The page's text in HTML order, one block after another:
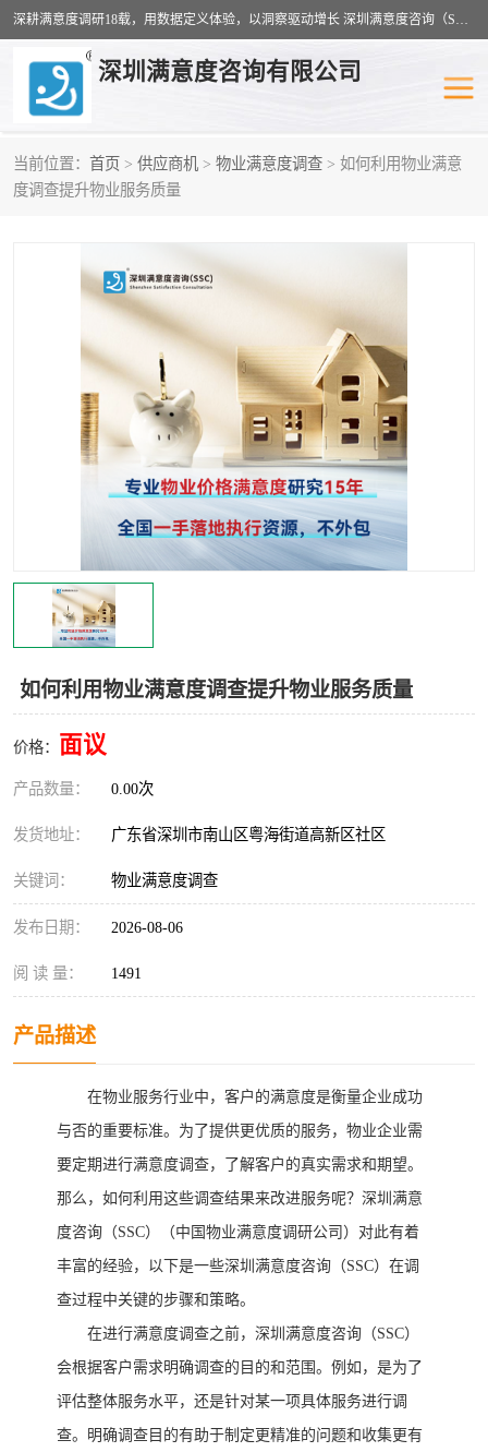
深耕满意度调研18载，用数据定义体验，以洞察驱动增长 深圳满意度咨询（SSC）：十八年专注，丈量每一份体验。
深圳满意度咨询有限公司
当前位置： 首页 > 供应商机 > 物业满意度调查 > 如何利用物业满意
度调查提升物业服务质量
如何利用物业满意度调查提升物业服务质量
价格： 面议
产品数量： 0.00次
发货地址： 广东省深圳市南山区粤海街道高新区社区
关键词： 物业满意度调查
发布日期： 2026-08-06
阅 读 量： 1491
产品描述
在物业服务行业中，客户的满意度是衡量企业成功
与否的重要标准。为了提供更优质的服务，物业企业需
要定期进行满意度调查，了解客户的真实需求和期望。
那么，如何利用这些调查结果来改进服务呢？深圳满意
度咨询（SSC） （中国物业满意度调研公司） 对此有着
丰富的经验，以下是一些深圳满意度咨询（SSC）在调
查过程中关键的步骤和策略。
在进行满意度调查之前，深圳满意度咨询（SSC）
会根据客户需求明确调查的目的和范围。例如，是为了
评估整体服务水平，还是针对某一项具体服务进行调
查。明确调查目的有助于制定更精准的问题和收集更有
物业满意度调查
公共事务满意度调查 餐饮业满意度调查
营商环境满意度 员工满意度
服务满意度调查 汽车行业满意度